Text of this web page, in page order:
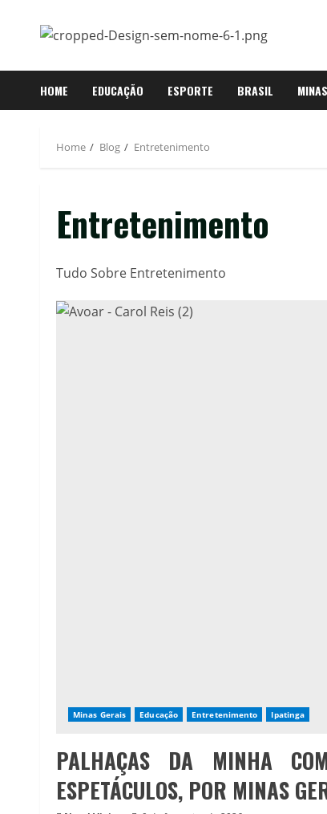
HOME EDUCAÇÃO ESPORTE BRASIL
Home Blog Entretenimento
Entretenimento
Tudo Sobre Entretenimento
Minas Gerais Educação Entretenimento Ipatinga
PALHAÇAS DA MINHA
ESPETÁCULOS, POR MINAS